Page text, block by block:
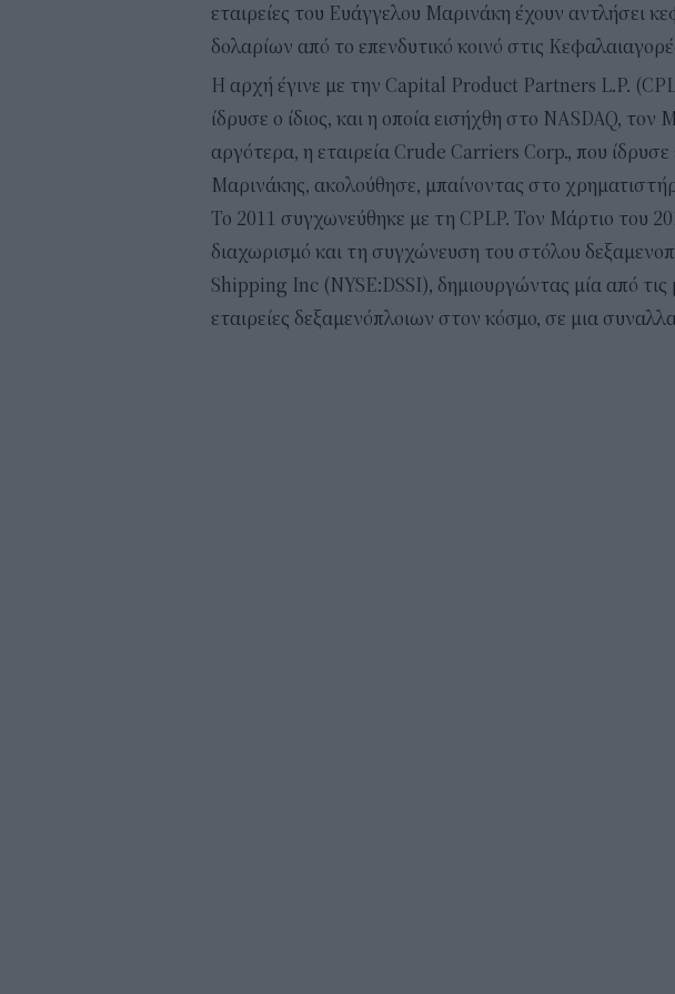
εταιρείες του Ευάγγελου Μαρινάκη έχουν αντλήσει
δολαρίων από το επενδυτικό κοινό στις
H αρχή έγινε με την Capital Product Partners L.P.
ίδρυσε ο ίδιος, και η οποία εισήχθη στο NASDAQ, τον
αργότερα, η εταιρεία Crude Carriers Corp., που ίδρυσε
Μαρινάκης, ακολούθησε, μπαίνοντας στο
Το 2011 συγχωνεύθηκε με τη CPLP. Τον Μάρτιο του
διαχωρισμό και τη συγχώνευση του στόλου
Shipping Inc (NYSE:DSSI), δημιουργώντας μία από τις
εταιρείες δεξαμενόπλοιων στον κόσμο, σε μια